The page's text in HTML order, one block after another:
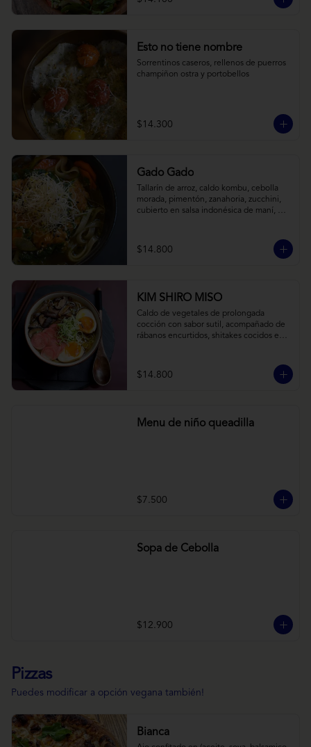
Esto no tiene nombre
Sorrentinos caseros, rellenos de puerros
champiñon ostra y portobellos
$14.300
Gado Gado
Tallarín de arroz, caldo kombu, cebolla
morada, pimentón, zanahoria, zucchini,
cubierto en salsa indonésica de maní,
$14.800
KIM SHIRO MISO
Caldo de vegetales de prolongada
cocción con sabor sutil, acompañado de
rábanos encurtidos, shitakes cocidos en
vegana) y los infaltables fideos de ramen.
$14.800
Menu de niño queadilla
$7.500
Sopa de Cebolla
$12.900
Pizzas
Puedes modificar a opción vegana también!
Bianca